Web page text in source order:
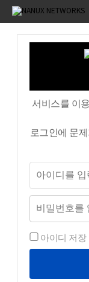
서비스를 이
로그인에 문
아이디 저장